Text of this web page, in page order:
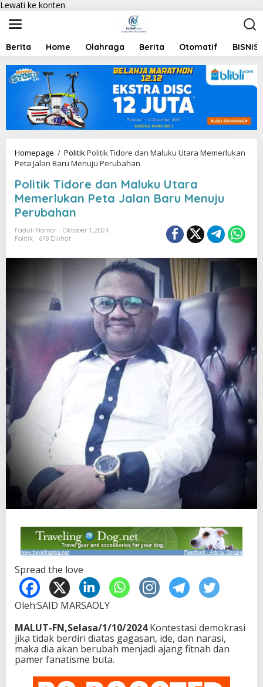
Lewati ke konten
Berita Home Olahraga Berita Otomatif BISNIS
Homepage / PolitikPolitik Tidore dan Maluku Utara Memerlukan
Peta Jalan Baru Menuju Perubahan
Politik Tidore dan Maluku Utara
Memerlukan Peta Jalan Baru Menuju
Perubahan
Faduli Nomor
Oktober 1, 2024
Politik
678 Dilihat
Spread the love
Oleh:SAID MARSAOLY
MALUT-FN,Selasa/1/10/2024Kontestasi demokrasi
jika tidak berdiri diatas gagasan, ide, dan narasi,
maka dia akan berubah menjadi ajang fitnah dan
pamer fanatisme buta.